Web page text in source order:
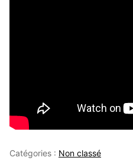
Catégories : Non classé